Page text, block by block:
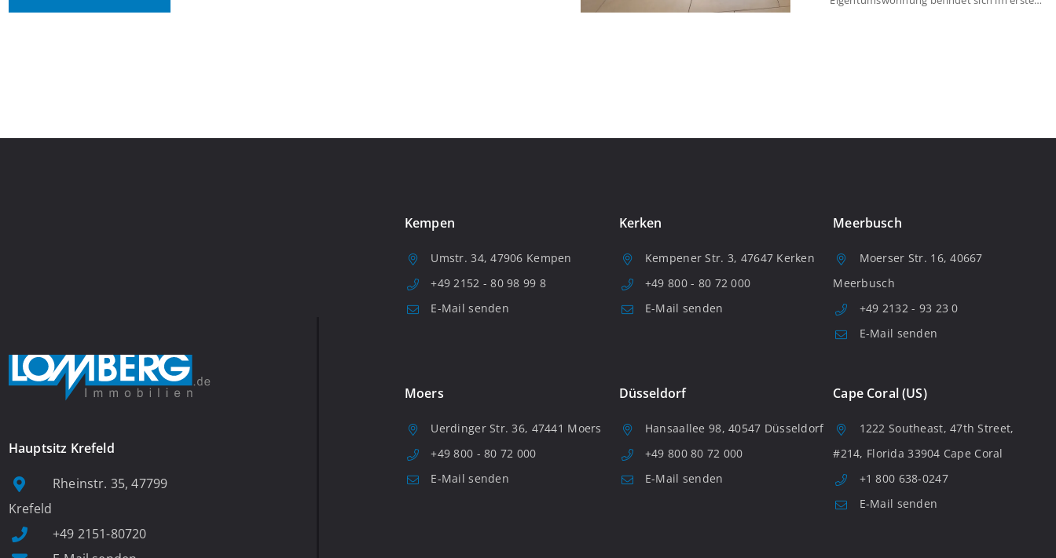
Hauptsitz Krefeld
Rheinstr. 35, 47799
Krefeld
+49 2151-80720
Kempen
Umstr. 34, 47906 Kempen
+49 2152 - 80 98 99 8
E-Mail senden
Kerken
Kempener Str. 3, 47647 Kerken
+49 800 - 80 72 000
E-Mail senden
Meerbusch
Moerser Str. 16, 40667
Meerbusch
+49 2132 - 93 23 0
E-Mail senden
Moers
Uerdinger Str. 36, 47441 Moers
+49 800 - 80 72 000
E-Mail senden
Düsseldorf
Hansaallee 98, 40547 Düsseldorf
+49 800 80 72 000
E-Mail senden
Cape Coral (US)
1222 Southeast, 47th Street,
#214, Florida 33904 Cape Coral
+1 800 638-0247
E-Mail senden